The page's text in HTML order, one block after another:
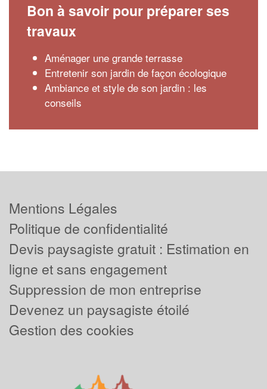
Bon à savoir pour préparer ses
travaux
Aménager une grande terrasse
Entretenir son jardin de façon écologique
Ambiance et style de son jardin : les
conseils
Mentions Légales
Politique de confidentialité
Devis paysagiste gratuit : Estimation en
ligne et sans engagement
Suppression de mon entreprise
Devenez un paysagiste étoilé
Gestion des cookies